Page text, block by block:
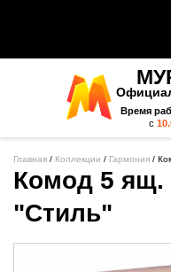
Время
с
Главная / Коллекции / Гармония /
Комод 5 ящ.
"Стиль"